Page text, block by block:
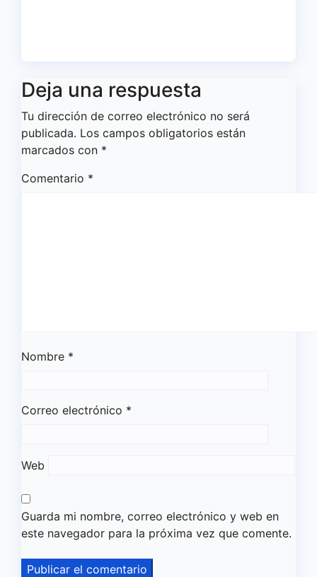
Deja una respuesta
Tu dirección de correo electrónico no será
publicada. Los campos obligatorios están
marcados con *
Comentario *
Nombre *
Correo electrónico *
Web
Guarda mi nombre, correo electrónico y web en
este navegador para la próxima vez que comente.